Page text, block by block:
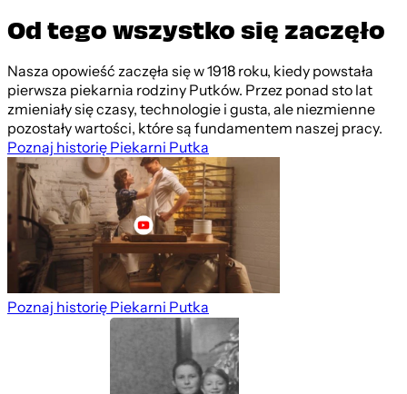
Od tego wszystko się zaczęło
Nasza opowieść zaczęła się w 1918 roku, kiedy powstała
pierwsza piekarnia rodziny Putków. Przez ponad sto lat
zmieniały się czasy, technologie i gusta, ale niezmienne
pozostały wartości, które są fundamentem naszej pracy.
Poznaj historię Piekarni Putka
Poznaj historię Piekarni Putka